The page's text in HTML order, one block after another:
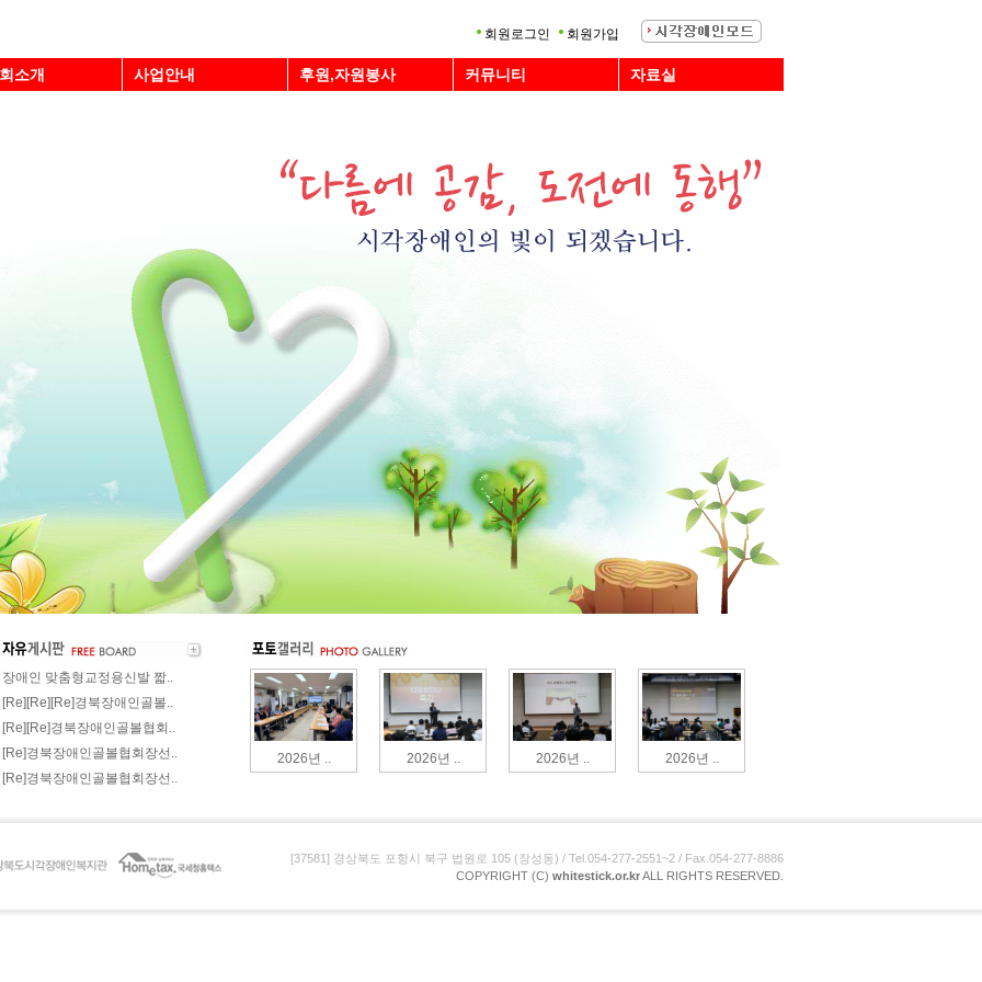
회원로그인 회원가입
소개 사업안내 후원,자원봉사 커뮤니티 자료실
장애인 맞춤형교정용신발 짧..
[Re][Re][Re]경북장애인골볼..
[Re][Re]경북장애인골볼협회..
[Re]경북장애인골볼협회장선..
[Re]경북장애인골볼협회장선..
2026년 .. 2026년 .. 2026년 .. 2026년 ..
[37581] 경상북도 포항시 북구 법원로 105 (장성동) / Tel.054-277-2551~2 / Fax.054-277-8886
COPYRIGHT (C) whitestick.or.krALL RIGHTS RESERVED.